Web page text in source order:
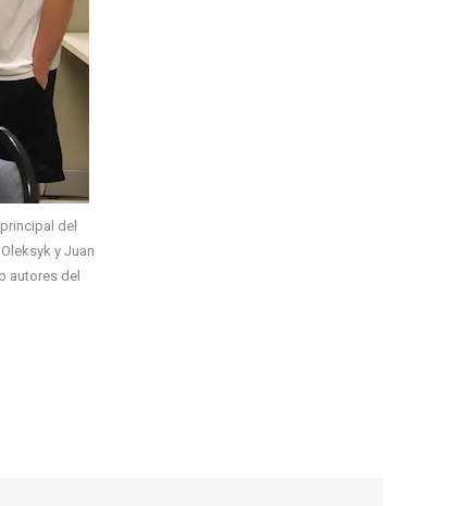
del
y Juan
autores del